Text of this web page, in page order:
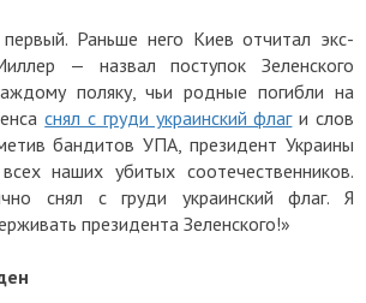
Раньше него Киев отчитал экс-
— назвал поступок Зеленского
поляку, чьи родные погибли на
снял с груди украинский флаги слов
бандитов УПА, президент Украины
наших убитых соотечественников.
снял с груди украинский флаг. Я
президента Зеленского!»